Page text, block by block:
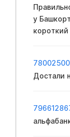
у
Достали